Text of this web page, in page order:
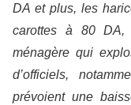
DA et plus, les
carottes à 80
ménagère qui
d’officiels,
prévoient une